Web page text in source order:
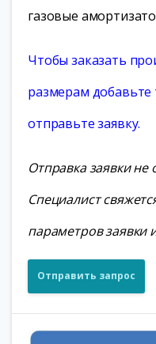
газовые
Чтобы заказать
размерам добавьте
отправьте заявку.
Отправка заявки не
Специалист
параметров заявки
Отправить запрос